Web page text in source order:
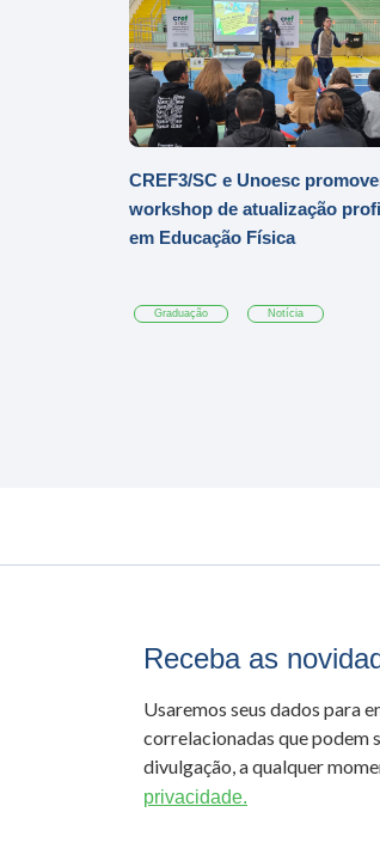
CREF3/SC e Unoesc
workshop de atualização
em Educação Física
Graduação Notícia
Receba as
Usaremos seus dados para
correlacionadas que podem
divulgação, a qualquer
privacidade.